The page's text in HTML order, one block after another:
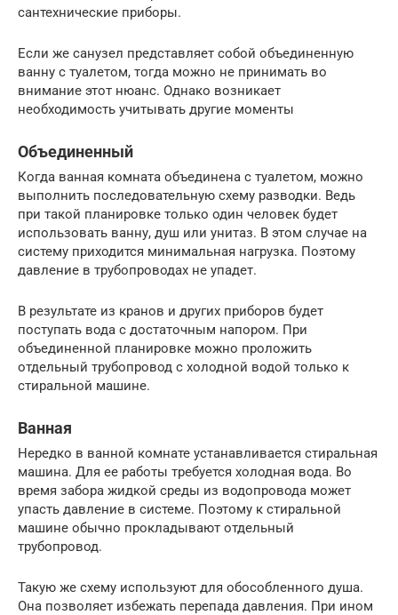
сантехнические приборы.
Если же санузел представляет собой объединенную
ванну с туалетом, тогда можно не принимать во
внимание этот нюанс. Однако возникает
необходимость учитывать другие моменты
Объединенный
Когда ванная комната объединена с туалетом, можно
выполнить последовательную схему разводки. Ведь
при такой планировке только один человек будет
использовать ванну, душ или унитаз. В этом случае на
систему приходится минимальная нагрузка. Поэтому
давление в трубопроводах не упадет.
В результате из кранов и других приборов будет
поступать вода с достаточным напором. При
объединенной планировке можно проложить
отдельный трубопровод с холодной водой только к
стиральной машине.
Ванная
Нередко в ванной комнате устанавливается стиральная
машина. Для ее работы требуется холодная вода. Во
время забора жидкой среды из водопровода может
упасть давление в системе. Поэтому к стиральной
машине обычно прокладывают отдельный
трубопровод.
Такую же схему используют для обособленного душа.
Она позволяет избежать перепада давления. При ином